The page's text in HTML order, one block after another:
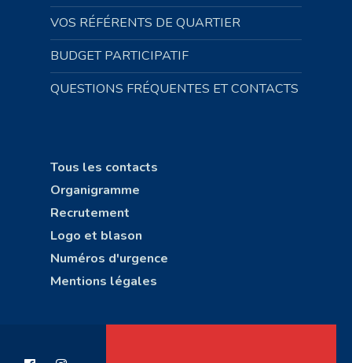
VOS RÉFÉRENTS DE QUARTIER
BUDGET PARTICIPATIF
QUESTIONS FRÉQUENTES ET CONTACTS
Tous les contacts
Organigramme
Recrutement
Logo et blason
Numéros d'urgence
Mentions légales